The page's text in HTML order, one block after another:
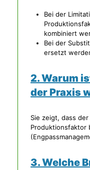
Bei der
kombiniert
Bei der
ersetzt
2. Warum
der Praxis
Sie zeigt, dass
Produktionsfaktor
3. Welche